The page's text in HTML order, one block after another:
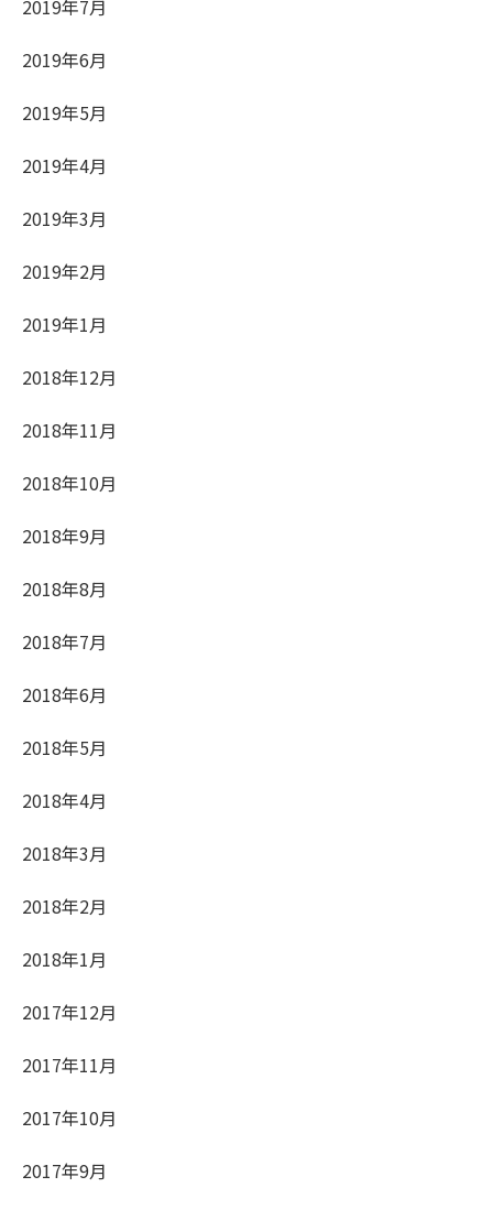
2019年7月
2019年6月
2019年5月
2019年4月
2019年3月
2019年2月
2019年1月
2018年12月
2018年11月
2018年10月
2018年9月
2018年8月
2018年7月
2018年6月
2018年5月
2018年4月
2018年3月
2018年2月
2018年1月
2017年12月
2017年11月
2017年10月
2017年9月